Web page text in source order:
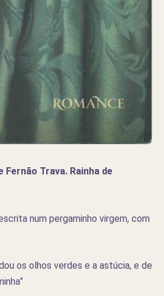
Fernão Trava. Rainha de
num pergaminho virgem, com
os olhos verdes e a astúcia, e de